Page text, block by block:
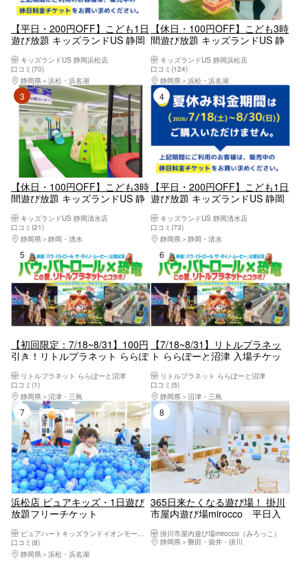
【平日・200円OFF】こども1日
遊び放題 キッズランドUS 静岡
キッズランドUS 静岡浜松店
口コミ(70)
静岡県
浜松・浜名湖
【休日・100円OFF】こども3時
間遊び放題 キッズランドUS 静
キッズランドUS 静岡浜松店
口コミ(124)
静岡県
浜松・浜名湖
3位
【休日・100円OFF】こども3時
間遊び放題 キッズランドUS 静
キッズランドUS 静岡清水店
口コミ(21)
静岡県
静岡・清水
4位
【平日・200円OFF】こども1日
遊び放題 キッズランドUS 静岡
キッズランドUS 静岡清水店
口コミ(73)
静岡県
静岡・清水
5位
【初回限定：7/18~8/31】100円
引き！リトルプラネット ららぽ
リトルプラネット ららぽーと沼津
口コミ(1)
静岡県
沼津・三島
6位
【7/18~8/31】リトルプラネッ
ト ららぽーと沼津 入場チケッ
リトルプラネット ららぽーと沼津
口コミ(5)
静岡県
沼津・三島
7位
浜松店 ピュアキッズ・1日遊び
放題フリーチケット
ピュアハートキッズランドイオンモール浜松志都呂
口コミ(8)
静岡県
浜松・浜名湖
8位
365日来たくなる遊び場！ 掛川
市屋内遊び場mirocco 平日入
掛川市屋内遊び場mirocco（みろっこ）
静岡県
磐田・袋井・掛川